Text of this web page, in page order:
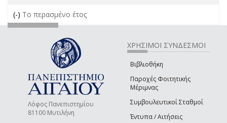
(-) Remove Το περασμένο έτος filter
Το περασμένο έτος
Λόφος Πανεπιστημίου
81100 Μυτιλήνη
ΧΡΗΣΙΜΟΙ ΣΥΝΔΕΣΜΟΙ
Βιβλιοθήκη
Παροχές Φοιτητικής
Μέριμνας
Συμβουλευτικοί Σταθμοί
Έντυπα / Αιτήσεις